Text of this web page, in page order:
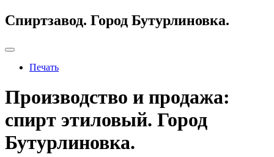
Спиртзавод. Город Бутурлиновка.
Печать
Производство и продажа:
спирт этиловый. Город
Бутурлиновка.